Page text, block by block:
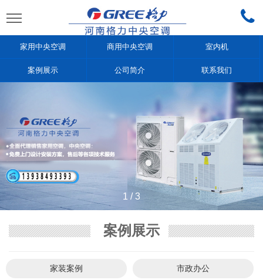
家用中央空调 商用中央空调 室内机
案例展示 公司简介 联系我们
1 /3
案例展示
家装案例 市政办公